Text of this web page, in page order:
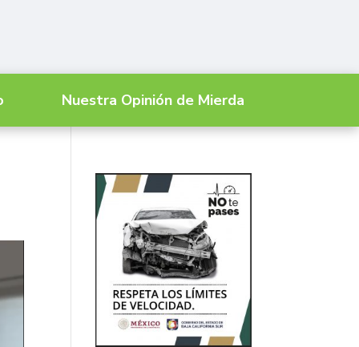
Nuestra Opinión de Mierda